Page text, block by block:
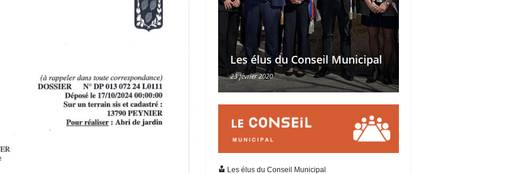
Les élus du Conseil Municipal
23 février 2020
Les élus du Conseil Municipal